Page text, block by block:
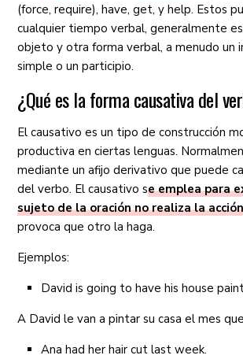
(force, require), have, get, y help. Estos
cualquier tiempo verbal, generalmente
objeto y otra forma verbal, a menudo un
simple o un participio.
¿Qué es la forma causativa del
El causativo es un tipo de construcción
productiva en ciertas lenguas.
mediante un afijo derivativo que puede
del verbo. El causativo se emplea para
sujeto de la oración no realiza la
provoca que otro la haga.
Ejemplos:
David is going to have his house
A David le van a pintar su casa el mes
Ana had her hair cut last week.